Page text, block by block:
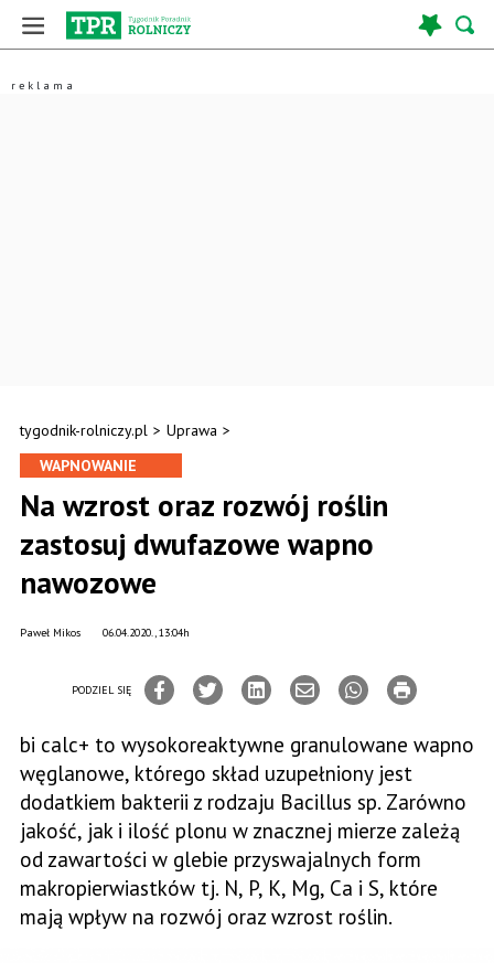
tygodnik-rolniczy.pl > Uprawa >
WAPNOWANIE
Na wzrost oraz rozwój roślin
zastosuj dwufazowe wapno
nawozowe
06.04.2020., 13:04h
Paweł Mikos
PODZIEL SIĘ
bi calc+ to wysokoreaktywne granulowane wapno
węglanowe, którego skład uzupełniony jest
dodatkiem bakterii z rodzaju Bacillus sp. Zarówno
jakość, jak i ilość plonu w znacznej mierze zależą
od zawartości w glebie przyswajalnych form
makropierwiastków tj. N, P, K, Mg, Ca i S, które
mają wpływ na rozwój oraz wzrost roślin.